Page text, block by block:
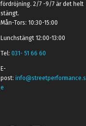
fördröjning. 2/7 -9/7 är det helt
stängt.
Mån-Tors: 10:30-15:00
Lunchstängt 12:00-13:00
Tel:031- 51 66 60
E-
post:info@streetperformance.s
e